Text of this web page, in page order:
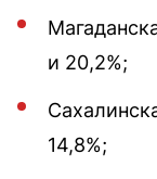
и 20,2%;
14,8%;